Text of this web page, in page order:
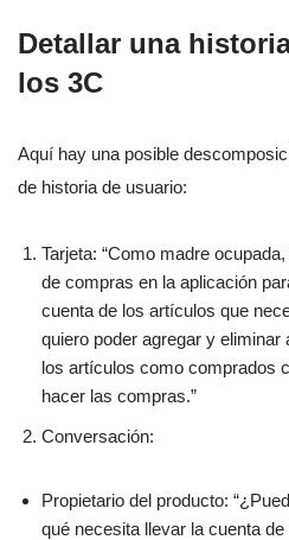
Detallar una
los 3C
Aquí hay una posible
de historia de usuario:
Tarjeta: “Como madre
de compras en la aplicación
cuenta de los artículos que
quiero poder agregar y
los artículos como comprados
hacer las compras.”
Conversación:
Propietario del producto:
qué necesita llevar la cuenta